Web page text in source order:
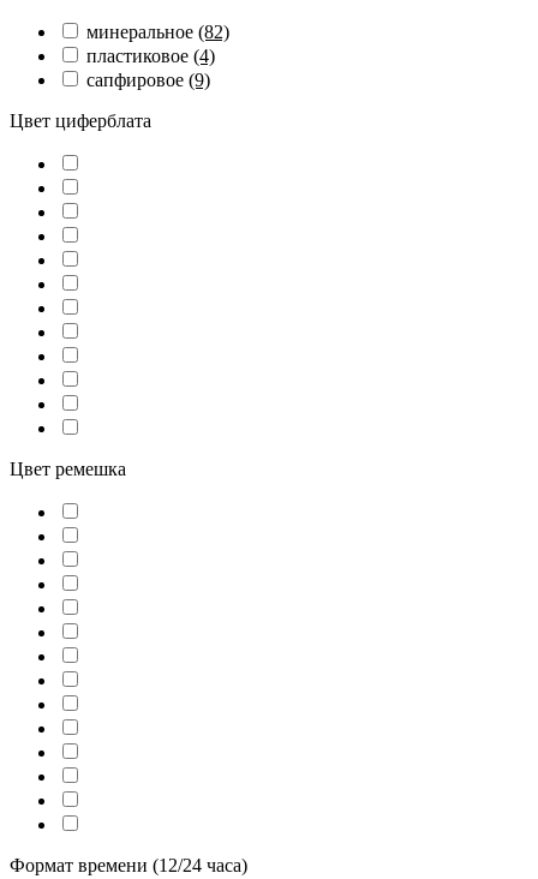
минеральное (82)
пластиковое (4)
сапфировое (9)
Цвет циферблата
Цвет ремешка
Формат времени (12/24 часа)